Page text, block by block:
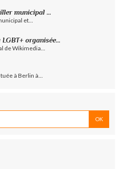
municipal ...
et...
organisée...
de Wikimedia...
à Berlin à...